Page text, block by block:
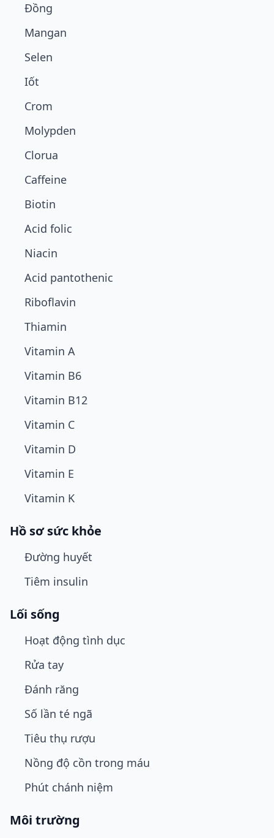
Đồng
Mangan
Selen
Iốt
Crom
Molypden
Clorua
Caffeine
Biotin
Acid folic
Niacin
Acid pantothenic
Riboflavin
Thiamin
Vitamin A
Vitamin B6
Vitamin B12
Vitamin C
Vitamin D
Vitamin E
Vitamin K
Hồ sơ sức khỏe
Đường huyết
Tiêm insulin
Lối sống
Hoạt động tình dục
Rửa tay
Đánh răng
Số lần té ngã
Tiêu thụ rượu
Nồng độ cồn trong máu
Phút chánh niệm
Môi trường